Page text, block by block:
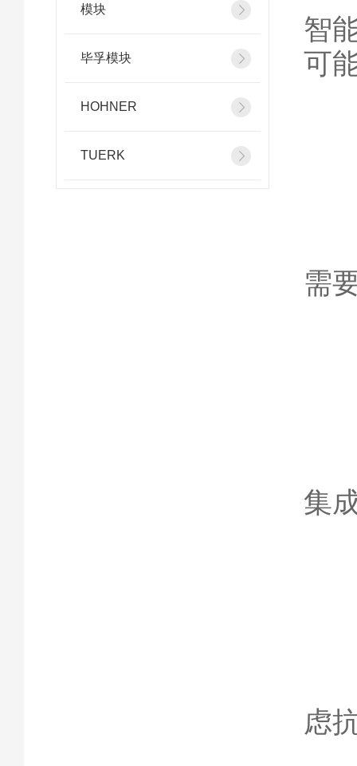
模块
毕孚模块
HOHNER
TUERK
智
可
需
集
虑